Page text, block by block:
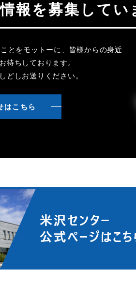
報を募集してい
とをモットーに、皆様からの身近
待ちしております。
どしお送りください。
はこちら